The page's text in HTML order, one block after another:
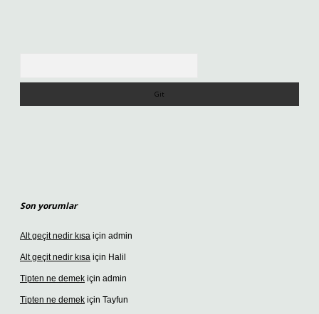
Son yorumlar
Alt geçit nedir kısa için admin
Alt geçit nedir kısa için Halil
Tipten ne demek için admin
Tipten ne demek için Tayfun